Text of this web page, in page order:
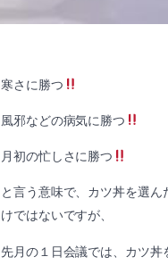
寒さに勝つ
風邪などの病気に勝つ
月初の忙しさに勝つ
と言う意味で、カツ丼を選ん
けではないですが、
先月の１日会議では、カツ丼